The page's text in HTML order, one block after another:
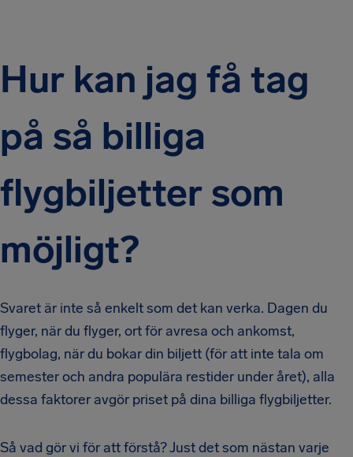
Hur kan jag få tag
på så billiga
flygbiljetter som
möjligt?
Svaret är inte så enkelt som det kan verka. Dagen du
flyger, när du flyger, ort för avresa och ankomst,
flygbolag, när du bokar din biljett (för att inte tala om
semester och andra populära restider under året), alla
dessa faktorer avgör priset på dina billiga flygbiljetter.
Så vad gör vi för att förstå? Just det som nästan varje